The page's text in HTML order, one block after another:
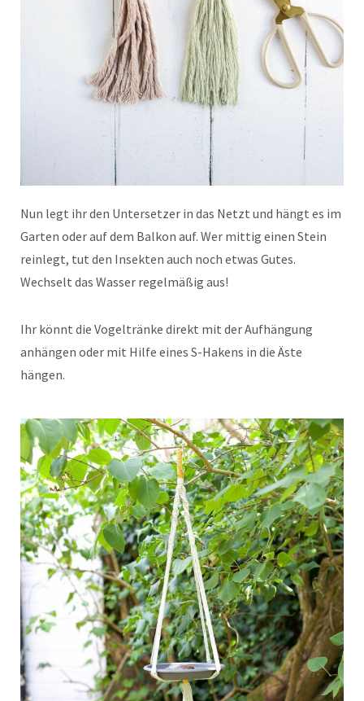
Nun legt ihr den Untersetzer in das Netzt und hängt es im
Garten oder auf dem Balkon auf. Wer mittig einen Stein
reinlegt, tut den Insekten auch noch etwas Gutes.
Wechselt das Wasser regelmäßig aus!
Ihr könnt die Vogeltränke direkt mit der Aufhängung
anhängen oder mit Hilfe eines S-Hakens in die Äste
hängen.